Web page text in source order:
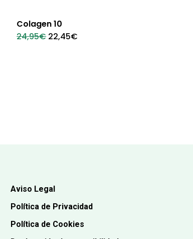
Colagen 10
24,95€ El
precio
22,45€
Aviso Legal
Política de Privacidad
Política de Cookies